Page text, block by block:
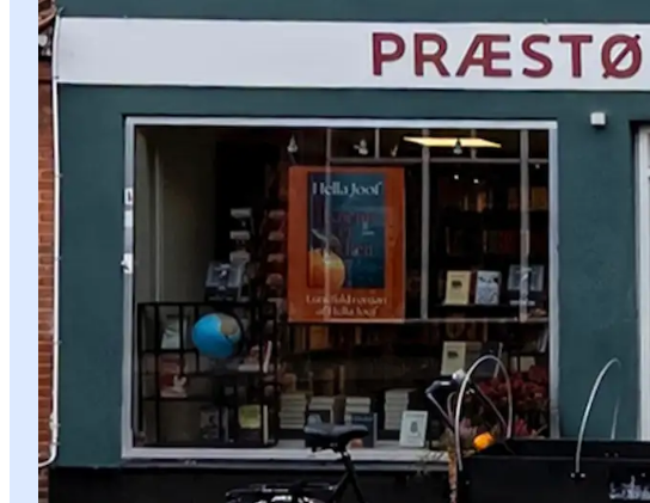
Destinationer
Oplevelser
Overnatning
Planlæg ferien